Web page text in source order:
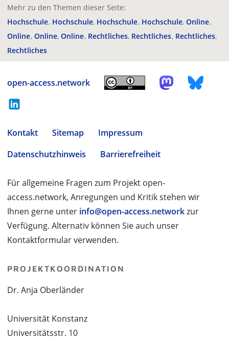
Mehr zu den Themen dieser Seite:
Hochschule Hochschule Hochschule Hochschule Online
Online Online Online Rechtliches Rechtliches Rechtliches
Rechtliches
open-access.network
Kontakt Sitemap
Impressum
Datenschutzhinweis
Barrierefreiheit
Für allgemeine Fragen zum Projekt open-
access.network, Anregungen und Kritik stehen wir
Ihnen gerne unter info@open-access.networkzur
Verfügung. Alternativ können Sie auch unser
Kontaktformular verwenden.
PROJEKTKOORDINATION
Dr. Anja Oberländer
Universität Konstanz
Universitätsstr. 10